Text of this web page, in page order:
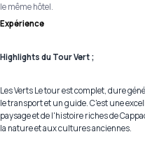
le même hôtel.
Expérience
Highlights du Tour Vert ;
Les Verts Le tour est complet, dure
le transport et un guide. C'est une
paysage et de l'histoire riches de
la nature et aux cultures anciennes.